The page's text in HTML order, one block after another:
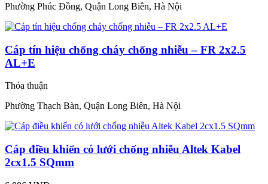
Phường Phúc Đồng, Quận Long Biên, Hà Nội
Cáp tín hiệu chống cháy chống nhiễu – FR 2x2.5
AL+E
Thỏa thuận
Phường Thạch Bàn, Quận Long Biên, Hà Nội
Cáp điều khiển có lưới chống nhiễu Altek Kabel
2cx1.5 SQmm